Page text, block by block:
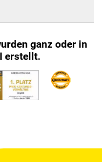
ganz oder in
erstellt.